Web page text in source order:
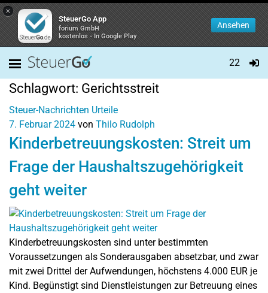
×
SteuerGo App
forium GmbH
kostenlos - In Google Play
Ansehen
22
Schlagwort: Gerichtsstreit
Steuer-Nachrichten Urteile
7. Februar 2024 von Thilo Rudolph
Kinderbetreuungskosten: Streit um
Frage der Haushaltszugehörigkeit
geht weiter
Kinderbetreuungskosten sind unter bestimmten
Voraussetzungen als Sonderausgaben absetzbar, und zwar
mit zwei Drittel der Aufwendungen, höchstens 4.000 EUR je
Kind. Begünstigt sind Dienstleistungen zur Betreuung eines